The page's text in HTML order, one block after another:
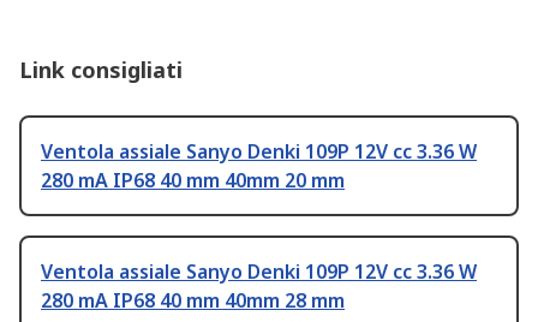
Link consigliati
Ventola assiale Sanyo Denki 109P 12V cc 3.36 W
280 mA IP68 40 mm 40mm 20 mm
Ventola assiale Sanyo Denki 109P 12V cc 3.36 W
280 mA IP68 40 mm 40mm 28 mm